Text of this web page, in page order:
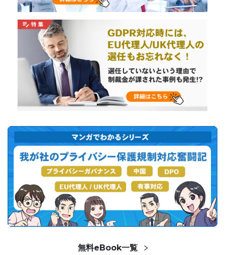
無料eBook一覧